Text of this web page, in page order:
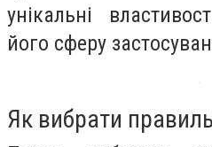
унікальні
його сферу
Як вибрати